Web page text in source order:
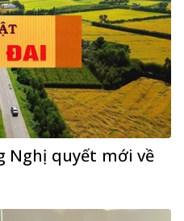
Nghị quyết mới về